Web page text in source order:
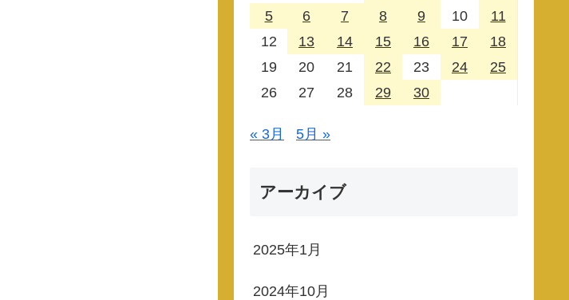
5
6 7 8 9 10
11
12
13 14 15 16 17
18
19
20 21 22 23 24
25
26
27 28 29 30
« 3月 5月 »
アーカイブ
2025年1月
2024年10月